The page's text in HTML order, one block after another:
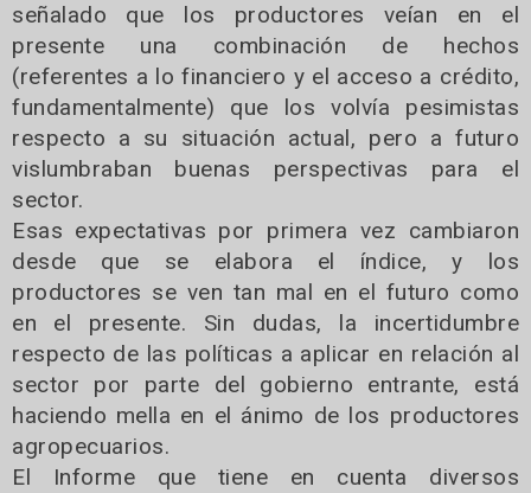
señalado que los productores veían en el
presente una combinación de hechos
(referentes a lo financiero y el acceso a crédito,
fundamentalmente) que los volvía pesimistas
respecto a su situación actual, pero a futuro
vislumbraban buenas perspectivas para el
sector.
Esas expectativas por primera vez cambiaron
desde que se elabora el índice, y los
productores se ven tan mal en el futuro como
en el presente. Sin dudas, la incertidumbre
respecto de las políticas a aplicar en relación al
sector por parte del gobierno entrante, está
haciendo mella en el ánimo de los productores
agropecuarios.
El Informe que tiene en cuenta diversos